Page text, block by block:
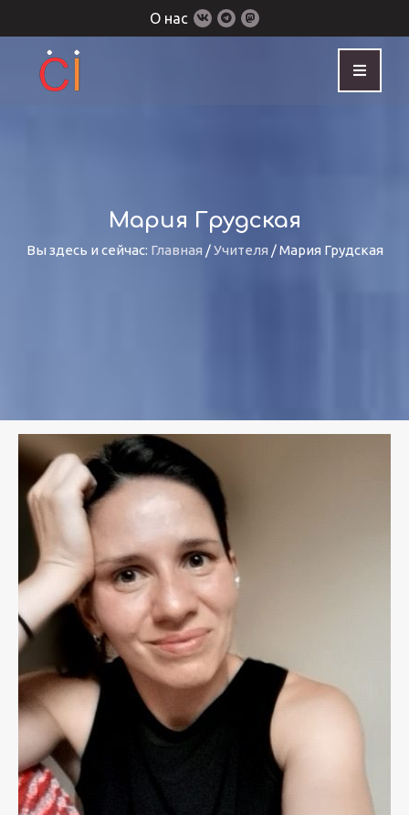
О нас
Мария Грудская
Вы здесь и сейчас: Главная /Учителя /Мария Грудская